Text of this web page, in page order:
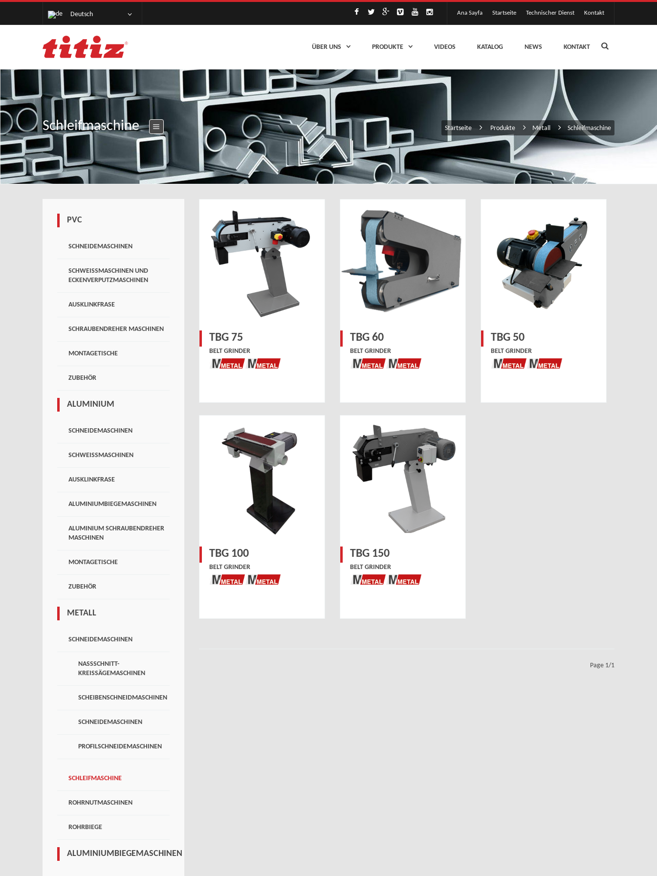
Deutsch Ana Sayfa Startseite Technischer Dienst Kontakt
ÜBER UNS PRODUKTE VIDEOS KATALOG NEWS KONTAKT
Schleifmaschine Startseite Produkte Metall Schleifmaschine
TBG 75
BELT GRINDER
TBG 60
BELT GRINDER
TBG 50
BELT GRINDER
TBG 100
BELT GRINDER
TBG 150
BELT GRINDER
Page 1/1
PVC
SCHNEIDEMASCHINEN
SCHWEISSMASCHINEN UND
ECKENVERPUTZMASCHINEN
AUSKLINKFRASE
SCHRAUBENDREHER MASCHINEN
MONTAGETISCHE
ZUBEHÖR
ALUMINIUM
SCHNEIDEMASCHINEN
SCHWEISSMASCHINEN
AUSKLINKFRASE
ALUMINIUMBIEGEMASCHINEN
ALUMINIUM SCHRAUBENDREHER
MASCHINEN
MONTAGETISCHE
ZUBEHÖR
METALL
SCHNEIDEMASCHINEN
NASSSCHNITT-
KREISSÄGEMASCHINEN
SCHEIBENSCHNEIDMASCHINEN
SCHNEIDEMASCHINEN
PROFILSCHNEIDEMASCHINEN
SCHLEIFMASCHINE
ROHRNUTMASCHINEN
ROHRBIEGE
ALUMINIUMBIEGEMASCHINEN